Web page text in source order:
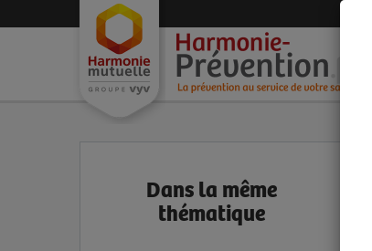
Dans la même
thématique